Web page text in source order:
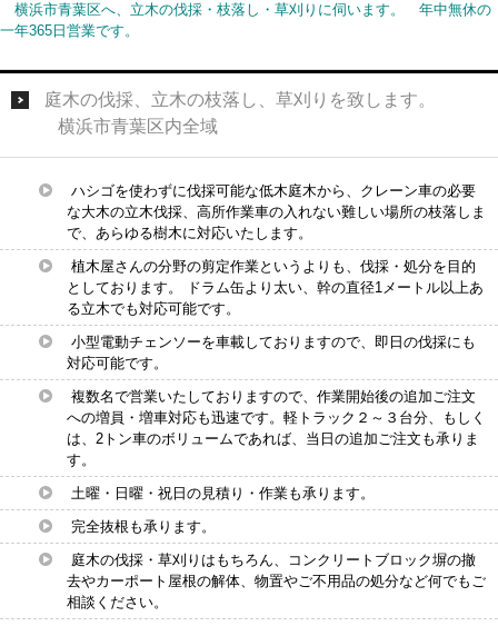
横浜市青葉区へ、立木の伐採・枝落し・草刈りに伺います。 年中無休の
一年365日営業です。
庭木の伐採、立木の枝落し、草刈りを致します。
横浜市青葉区内全域
ハシゴを使わずに伐採可能な低木庭木から、クレーン車の必要
な大木の立木伐採、高所作業車の入れない難しい場所の枝落しま
で、あらゆる樹木に対応いたします。
植木屋さんの分野の剪定作業というよりも、伐採・処分を目的
としております。 ドラム缶より太い、幹の直径1メートル以上あ
る立木でも対応可能です。
小型電動チェンソーを車載しておりますので、即日の伐採にも
対応可能です。
複数名で営業いたしておりますので、作業開始後の追加ご注文
への増員・増車対応も迅速です。軽トラック２～３台分、もしく
は、2トン車のボリュームであれば、当日の追加ご注文も承りま
す。
土曜・日曜・祝日の見積り・作業も承ります。
完全抜根も承ります。
庭木の伐採・草刈りはもちろん、コンクリートブロック塀の撤
去やカーポート屋根の解体、物置やご不用品の処分など何でもご
相談ください。